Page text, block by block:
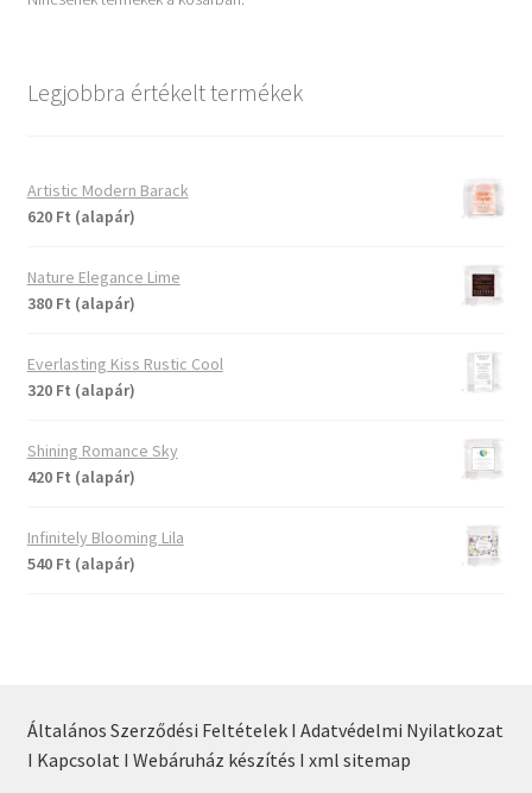
Legjobbra értékelt termékek
Artistic Modern Barack
620 Ft (alapár)
Nature Elegance Lime
380 Ft (alapár)
Everlasting Kiss Rustic Cool
320 Ft (alapár)
Shining Romance Sky
420 Ft (alapár)
Infinitely Blooming Lila
540 Ft (alapár)
Általános Szerződési Feltételek I Adatvédelmi Nyilatkozat
I Kapcsolat I Webáruház készítés I xml sitemap